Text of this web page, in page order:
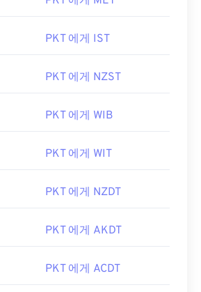
PKT 에게 IST
PKT 에게 NZST
PKT 에게 WIB
PKT 에게 WIT
PKT 에게 NZDT
PKT 에게 AKDT
PKT 에게 ACDT